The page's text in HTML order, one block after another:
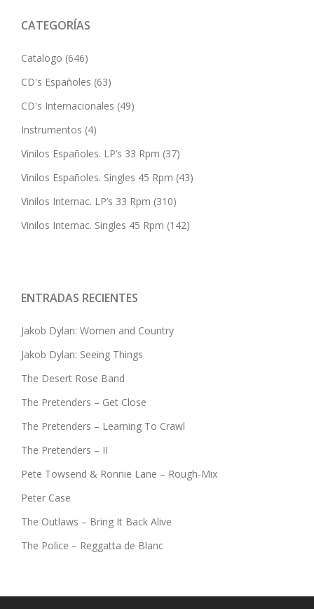
CATEGORÍAS
Catalogo (646)
CD's Españoles (63)
CD's Internacionales (49)
Instrumentos (4)
Vinilos Españoles. LP’s 33 Rpm (37)
Vinilos Españoles. Singles 45 Rpm (43)
Vinilos Internac. LP’s 33 Rpm (310)
Vinilos Internac. Singles 45 Rpm (142)
ENTRADAS RECIENTES
Jakob Dylan: Women and Country
Jakob Dylan: Seeing Things
The Desert Rose Band
The Pretenders – Get Close
The Pretenders – Learning To Crawl
The Pretenders – II
Pete Towsend & Ronnie Lane – Rough-Mix
Peter Case
The Outlaws – Bring It Back Alive
The Police – Reggatta de Blanc